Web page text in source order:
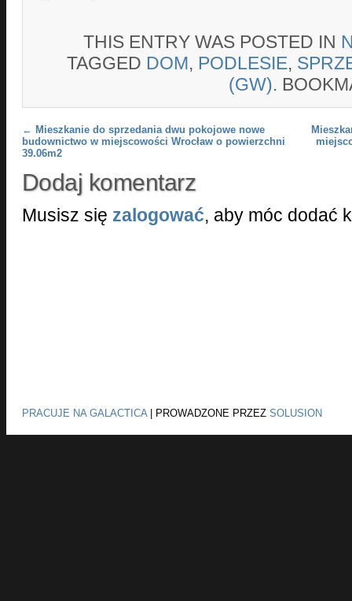
THIS ENTRY WAS POSTED IN
TAGGED DOM, PODLESIE,
(GW).
Post navigation
← Mieszkanie do sprzedania dwu pokojowe nowe
budownictwo w miejscowości Wrocław o powierzchni
39.06m2
Dodaj komentarz
Musisz się zalogować, aby móc dodać
PRACUJE NA GALACTICA| PROWADZONE PRZEZ SOLUSION